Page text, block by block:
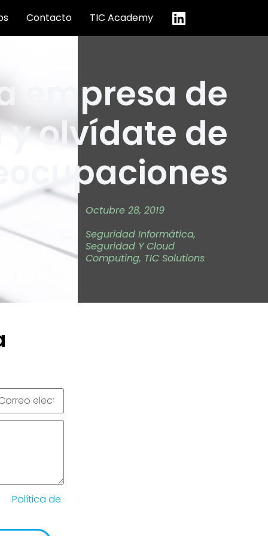
Contacto TIC Academy
empresa de
olvídate de
Octubre 28, 2019
Seguridad Informática,
Seguridad Y Cloud
Computing, TIC Solutions
Política de